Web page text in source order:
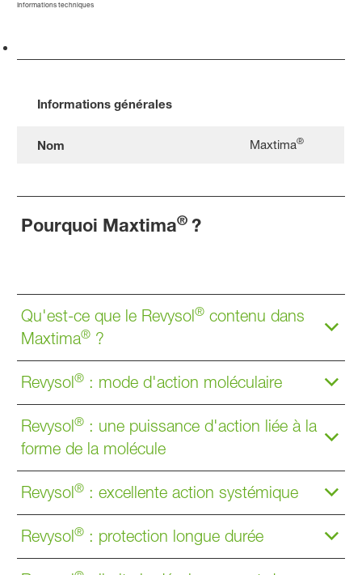
Informations techniques
Informations générales
Nom Maxtima®
Pourquoi Maxtima®?
Qu'est-ce que le Revysol® contenu dans
Maxtima® ?
Revysol® : mode d'action moléculaire
Revysol® : une puissance d'action liée à la
forme de la molécule
Revysol® : excellente action systémique
Revysol® : protection longue durée